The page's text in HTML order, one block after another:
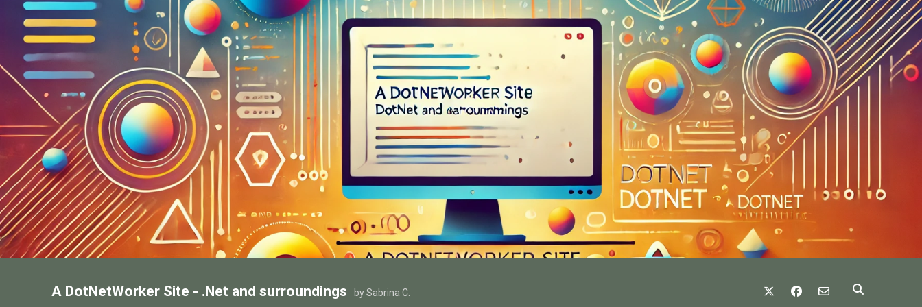
A DotNetWorker Site - .Net and surroundings by Sabrina C.
twitter facebook
email-form